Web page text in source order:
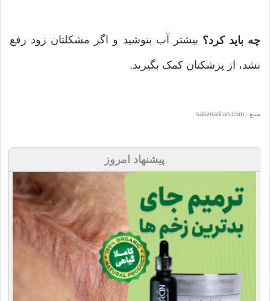
چه باید کرد؟ بیشتر آب بنوشید و اگر مشکلتان زود رفع
نشد، از پزشکتان کمک بگیرید.
منبع : salamatiran.com
پیشنهاد امروز